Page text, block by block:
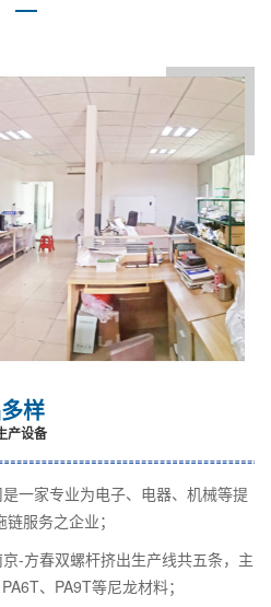
样
产设备
一家专业为电子、电器、机械等提
服务之企业；
-方春双螺杆挤出生产线共五条，主
、PA9T等尼龙材料；